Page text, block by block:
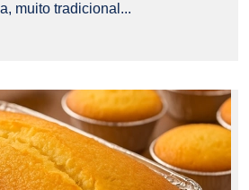
muito tradicional...